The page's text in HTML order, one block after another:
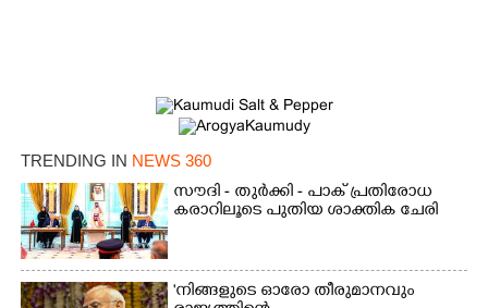
TRENDING IN NEWS 360
സൗദി - തുർക്കി - പാക് പ്രതിരോധ
കരാറിലൂടെ പുതിയ ശാക്തിക ചേരി
'നിങ്ങളുടെ ഓരോ തീരുമാനവും